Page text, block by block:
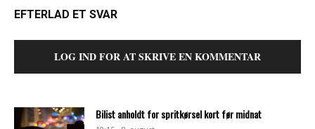
EFTERLAD ET SVAR
LOG IND FOR AT SKRIVE EN KOMMENTAR
Bilist anholdt for spritkørsel kort før midnat